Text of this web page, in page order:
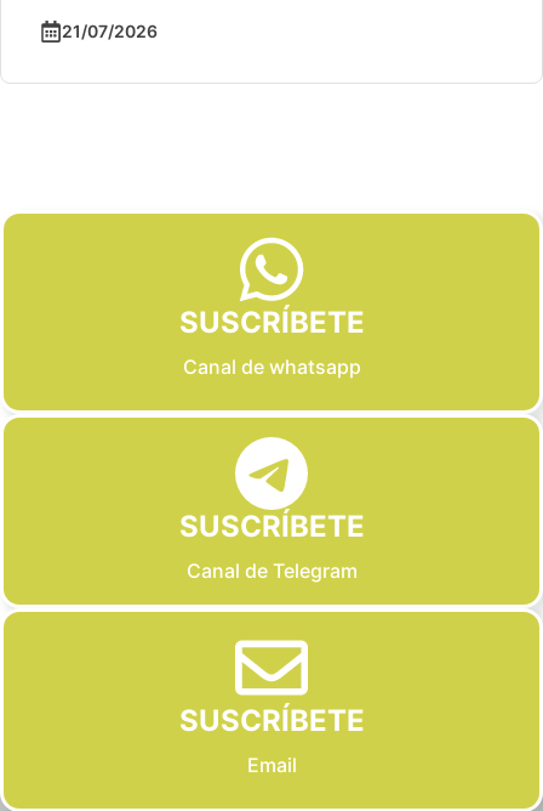
21/07/2026
SUSCRÍBETE
Canal de whatsapp
SUSCRÍBETE
Canal de Telegram
SUSCRÍBETE
Email